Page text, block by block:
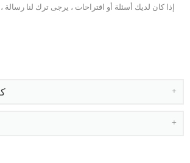
إذا كان لديك أسئلة أو اقتراحات ، يرجى ترك لنا